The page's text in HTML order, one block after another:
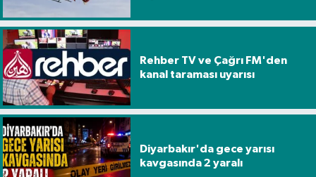
Rehber TV ve Çağrı FM'den
kanal taraması uyarısı
Diyarbakır'da gece yarısı
kavgasında 2 yaralı